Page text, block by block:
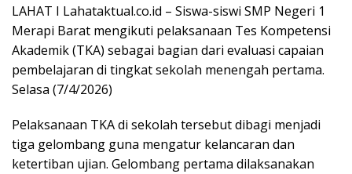
LAHAT I Lahataktual.co.id – Siswa-siswi SMP Negeri 1
Merapi Barat mengikuti pelaksanaan Tes Kompetensi
Akademik (TKA) sebagai bagian dari evaluasi capaian
pembelajaran di tingkat sekolah menengah pertama.
Selasa (7/4/2026)
Pelaksanaan TKA di sekolah tersebut dibagi menjadi
tiga gelombang guna mengatur kelancaran dan
ketertiban ujian. Gelombang pertama dilaksanakan